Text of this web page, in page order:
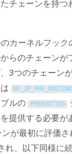
チェーンを持つ
カーネルフック
らのチェーンが
3つのチェーン
NF_IP_PRE_ROUTING
ルの PREROUTING
提供する必要が
が最初に評価さ
れ、以下同様に